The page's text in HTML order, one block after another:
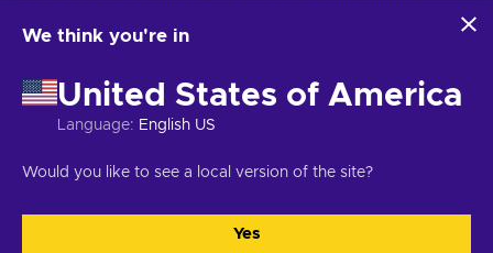
Hak Cipta © 2026 Eneba. Semua Hak Cipta Dilindungi Undang-
personalisasi iklan.
penggunaan teknologi ini oleh Eneba dan mitranya. Kamu
dapat menyesuaikan persetujuanmu dengan mengklik
'Sesuaikan'.
menggunakan datamu, lihat Keamanan & Privasi Google
We think you're in
United States of America
Language: English US
Would you like to see a local version of the site?
Yes